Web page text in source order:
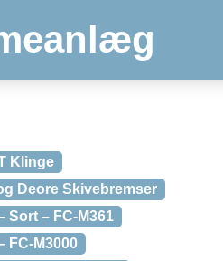
Klinge
Deore Skivebremser
Sort – FC-M361
FC-M3000